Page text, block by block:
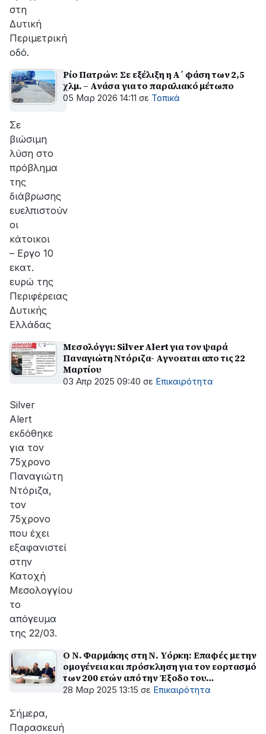
στη
Δυτική
Περιμετρική
οδό.
Ρίο Πατρών: Σε εξέλιξη η Α΄ φάση των 2,5
χλμ. – Ανάσα για το παραλιακό μέτωπο
05 Μαρ 2026 14:11 σε Τοπικά
Σε
βιώσιμη
λύση στο
πρόβλημα
της
διάβρωσης
ευελπιστούν
οι
κάτοικοι
– Εργο 10
εκατ.
ευρώ της
Περιφέρειας
Δυτικής
Ελλάδας
Μεσολόγγι: Silver Alert για τον ψαρά
Παναγιώτη Ντόριζα- Αγνοειται απο τις 22
Μαρτίου
03 Απρ 2025 09:40 σε Επικαιρότητα
Silver
Alert
εκδόθηκε
για τον
75χρονο
Παναγιώτη
Ντόριζα,
τον
75χρονο
που έχει
εξαφανιστεί
στην
Κατοχή
Μεσολογγίου
το
απόγευμα
της 22/03.
Ο Ν. Φαρμάκης στη Ν. Υόρκη: Επαφές με την
ομογένεια και πρόσκληση για τον εορτασμό
των 200 ετών από την Έξοδο του
Μεσολογγίου, το 2026
28 Μαρ 2025 13:15 σε Επικαιρότητα
Σήμερα,
Παρασκευή